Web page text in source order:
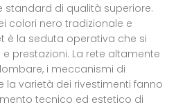
standard di qualità superiore.
colori nero tradizionale e
è la seduta operativa che si
prestazioni. La rete altamente
i meccanismi di
la varietà dei rivestimenti fanno
tecnico ed estetico di